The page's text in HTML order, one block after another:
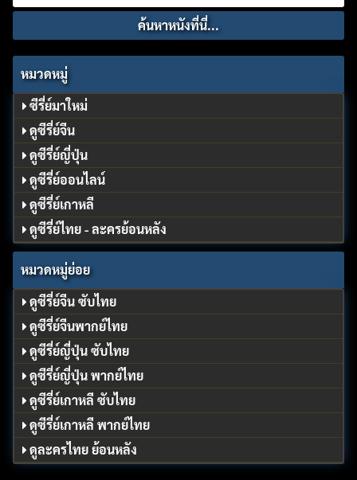
for:
หมวดหมู่
ซีรี่ย์มาใหม่
ดูซีรี่ย์จีน
ดูซีรี่ย์ญี่ปุ่น
ดูซีรี่ย์ออนไลน์
ดูซีรี่ย์เกาหลี
ดูซีรี่ย์ไทย - ละครย้อนหลัง
หมวดหมู่ย่อย
ดูซีรี่ย์จีน ซับไทย
ดูซีรี่ย์จีนพากย์ไทย
ดูซีรี่ย์ญี่ปุ่น ซับไทย
ดูซีรี่ย์ญี่ปุ่น พากย์ไทย
ดูซีรี่ย์เกาหลี ซับไทย
ดูซีรี่ย์เกาหลี พากย์ไทย
ดูละครไทย ย้อนหลัง